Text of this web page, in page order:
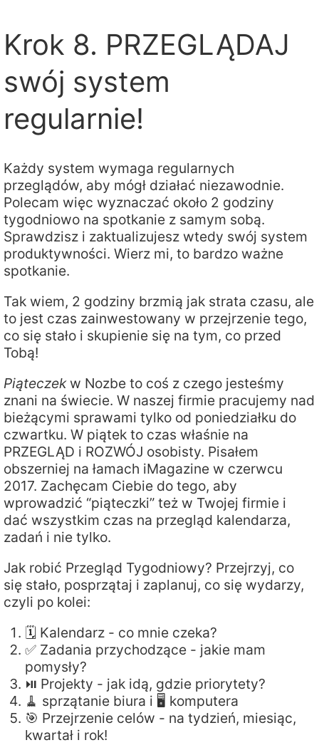
Krok 8. PRZEGLĄDAJ
swój system
regularnie!
Każdy system wymaga regularnych
przeglądów, aby mógł działać niezawodnie.
Polecam więc wyznaczać około 2 godziny
tygodniowo na spotkanie z samym sobą.
Sprawdzisz i zaktualizujesz wtedy swój system
produktywności. Wierz mi, to bardzo ważne
spotkanie.
Tak wiem, 2 godziny brzmią jak strata czasu, ale
to jest czas zainwestowany w przejrzenie tego,
co się stało i skupienie się na tym, co przed
Tobą!
Piąteczekw Nozbe to coś z czego jesteśmy
znani na świecie. W naszej firmie pracujemy nad
bieżącymi sprawami tylko od poniedziałku do
czwartku. W piątek to czas właśnie na
PRZEGLĄD i ROZWÓJ osobisty. Pisałem
obszerniej na łamach iMagazine w czerwcu
2017. Zachęcam Ciebie do tego, aby
wprowadzić “piąteczki” też w Twojej firmie i
dać wszystkim czas na przegląd kalendarza,
zadań i nie tylko.
Jak robić Przegląd Tygodniowy? Przejrzyj, co
się stało, posprzątaj i zaplanuj, co się wydarzy,
czyli po kolei:
🗓️ Kalendarz - co mnie czeka?
✅ Zadania przychodzące - jakie mam
pomysły?
⏯️ Projekty - jak idą, gdzie priorytety?
🧹 sprzątanie biura i 🖥️ komputera
🎯 Przejrzenie celów - na tydzień, miesiąc,
kwartał i rok!